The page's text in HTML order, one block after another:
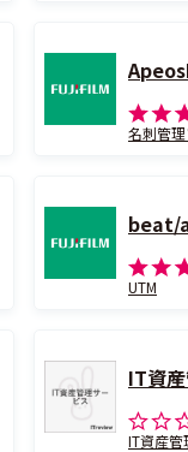
名刺管
beat/
UTM
IT資
IT資産管